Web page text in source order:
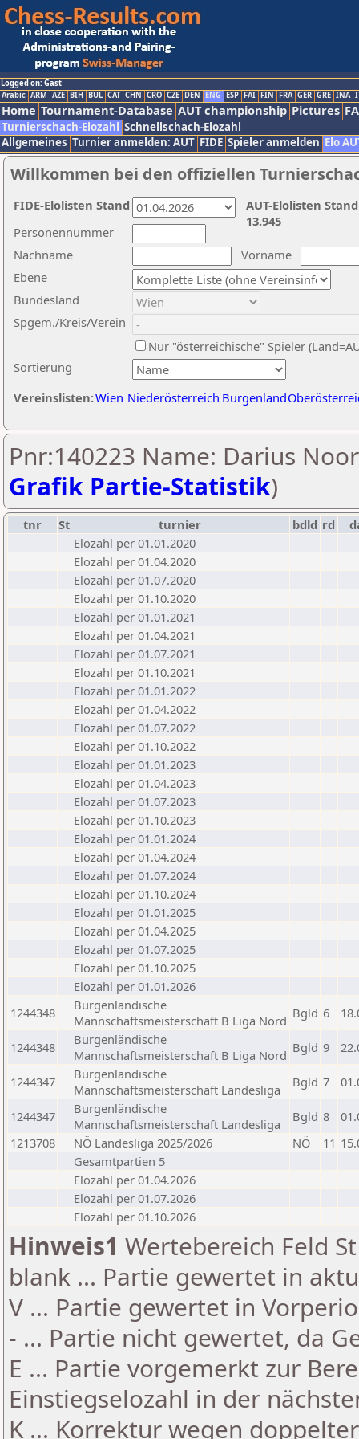
Logged on: Gast
Arabic ARM AZE BIH BUL CAT CHN CRO CZE DEN ENG ESP FAI FIN FRA GER GRE INA
Home Tournament-Database AUT championship Pictures
Turnierschach-Elozahl Schnellschach-Elozahl
Allgemeines Turnier anmelden: AUT FIDE Spieler anmelden Elo
Willkommen bei den offiziellen
Nachname
Vorname
Ebene
Sortierung
Personennummer
Bundesland
Spgem./Kreis/Verein
Nur "österreichische" Spieler
Vereinslisten:Wien Niederösterreich Burgenland
AUT-Elolisten
13.945
FIDE-Elolisten Stand
Pnr:140223 Name: Darius
Grafik Partie-Statistik)
tnr St turnier bdld rd
Elozahl per 01.01.2020
Elozahl per 01.04.2020
Elozahl per 01.07.2020
Elozahl per 01.10.2020
Elozahl per 01.01.2021
Elozahl per 01.04.2021
Elozahl per 01.07.2021
Elozahl per 01.10.2021
Elozahl per 01.01.2022
Elozahl per 01.04.2022
Elozahl per 01.07.2022
Elozahl per 01.10.2022
Elozahl per 01.01.2023
Elozahl per 01.04.2023
Elozahl per 01.07.2023
Elozahl per 01.10.2023
Elozahl per 01.01.2024
Elozahl per 01.04.2024
Elozahl per 01.07.2024
Elozahl per 01.10.2024
Elozahl per 01.01.2025
Elozahl per 01.04.2025
Elozahl per 01.07.2025
Elozahl per 01.10.2025
Elozahl per 01.01.2026
1244348
Burgenländische
Mannschaftsmeisterschaft B Liga Nord Bgld 6
1244348
Burgenländische
Mannschaftsmeisterschaft B Liga Nord Bgld 9
1244347
Burgenländische
Mannschaftsmeisterschaft Landesliga
Bgld 7
1244347
Burgenländische
Mannschaftsmeisterschaft Landesliga
Bgld 8
1213708
NÖ Landesliga 2025/2026 NÖ 11
Gesamtpartien 5
Elozahl per 01.04.2026
Elozahl per 01.07.2026
Elozahl per 01.10.2026
Hinweis1 Wertebereich Feld
blank ... Partie gewertet in
V ... Partie gewertet in
- ... Partie nicht gewertet, da
E ... Partie vorgemerkt zur
Einstiegselozahl in der
K ... Korrektur wegen